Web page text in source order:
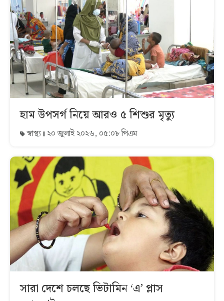
হাম উপসর্গ নিয়ে আরও ৫ শিশুর মৃত্যু
স্বাস্থ্য ২০ জুলাই ২০২৬, ০৫:০৮ পিএম
সারা দেশে চলছে ভিটামিন ‘এ’ প্লাস